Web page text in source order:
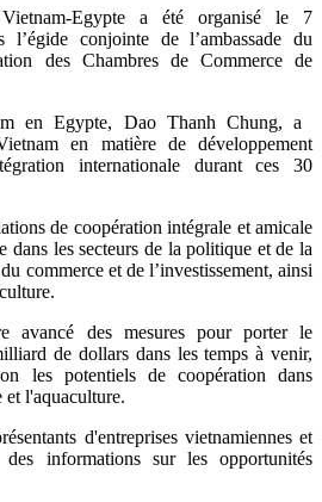
Egypte a été organisé le 7
l’égide conjointe de l’ambassade du
des Chambres de Commerce de
en Egypte, Dao Thanh Chung, a
en matière de développement
internationale durant ces 30
de coopération intégrale et amicale
dans les secteurs de la politique et de la
commerce et de l’investissement, ainsi
avancé des mesures pour porter le
de dollars dans les temps à venir,
les potentiels de coopération dans
l'aquaculture.
d'entreprises vietnamiennes et
des informations sur les opportunités